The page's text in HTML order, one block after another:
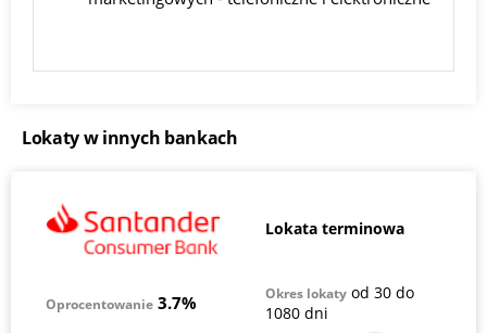
Lokaty w innych bankach
Lokata terminowa
Oprocentowanie 3.7% Okres lokaty od 30 do
1080 dni